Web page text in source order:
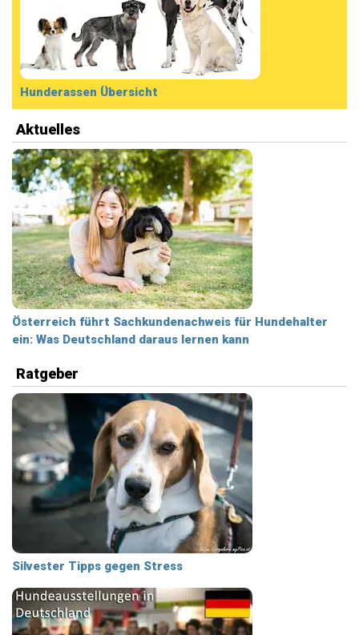
Hunderassen Übersicht
Aktuelles
Österreich führt Sachkundenachweis für Hundehalter
ein: Was Deutschland daraus lernen kann
Ratgeber
Silvester Tipps gegen Stress